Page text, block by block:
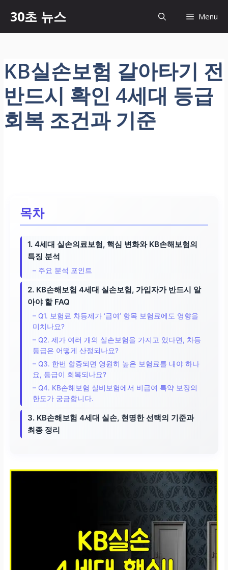
츠
너
뛰
기
30초 뉴스 Menu
KB실손보험 갈아타기 전
반드시 확인 4세대 등급
회복 조건과 기준
목차
1. 4세대 실손의료보험, 핵심 변화와 KB손해보험의
특징 분석
– 주요 분석 포인트
2. KB손해보험 4세대 실손보험, 가입자가 반드시 알
아야 할 FAQ
– Q1. 보험료 차등제가 ‘급여’ 항목 보험료에도 영향을
미치나요?
– Q2. 제가 여러 개의 실손보험을 가지고 있다면, 차등
등급은 어떻게 산정되나요?
– Q3. 한번 할증되면 영원히 높은 보험료를 내야 하나
요, 등급이 회복되나요?
– Q4. KB손해보험 실비보험에서 비급여 특약 보장의
한도가 궁금합니다.
3. KB손해보험 4세대 실손, 현명한 선택의 기준과
최종 정리